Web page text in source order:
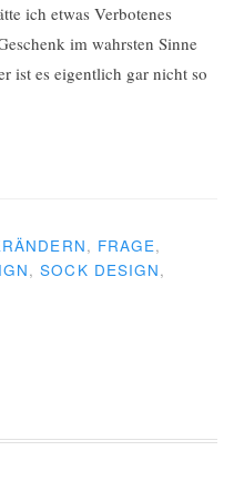
ich etwas Verbotenes
im wahrsten Sinne
ist es eigentlich gar nicht so
, FRAGE,
,SOCK DESIGN,